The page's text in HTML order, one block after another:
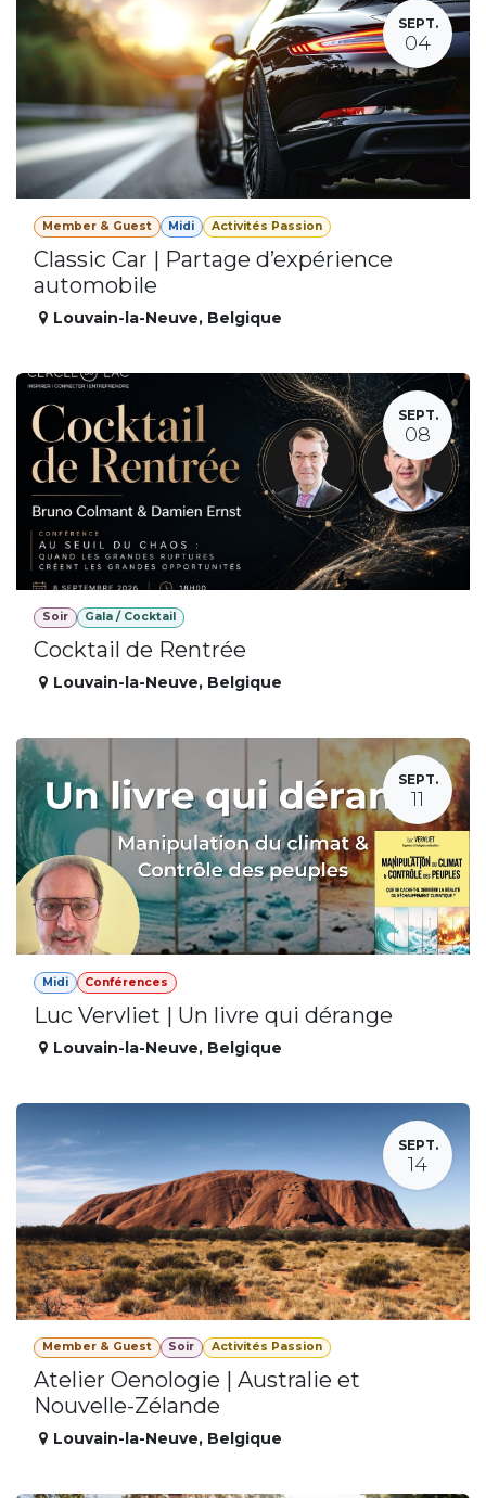
SEPT.
04
Member & Guest Midi Activités Passion
Classic Car | Partage d’expérience
automobile
Louvain-la-Neuve, Belgique
SEPT.
08
Soir Gala / Cocktail
Cocktail de Rentrée
Louvain-la-Neuve, Belgique
SEPT.
11
Midi Conférences
Luc Vervliet | Un livre qui dérange
Louvain-la-Neuve, Belgique
SEPT.
14
Member & Guest Soir Activités Passion
Atelier Oenologie | Australie et
Nouvelle-Zélande
Louvain-la-Neuve, Belgique